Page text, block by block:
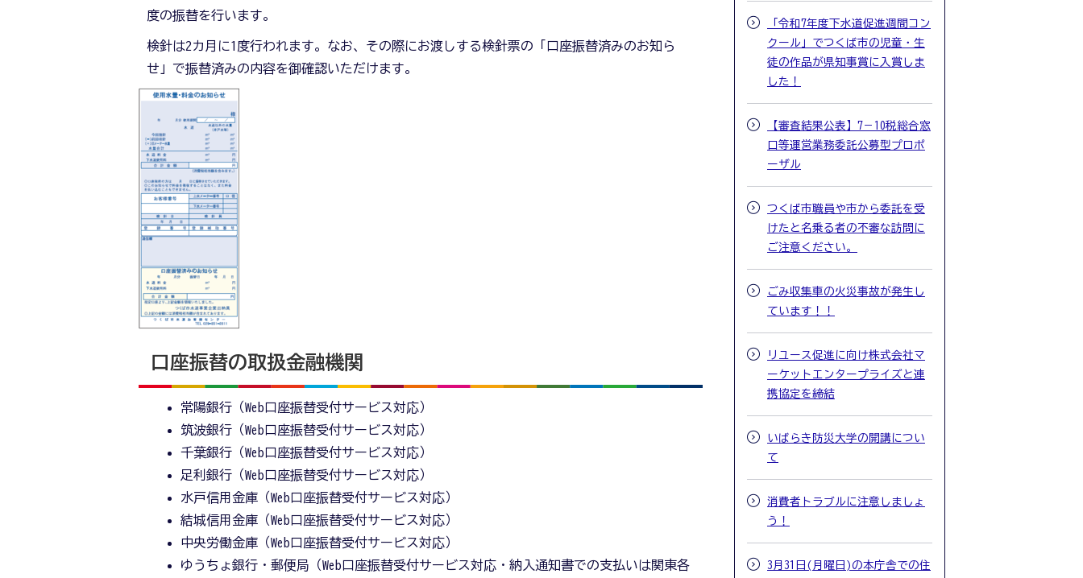
度の振替を行います。
検針は2カ月に1度行われます。なお、その際にお渡しする検針票の「口座振替済みのお知ら
せ」で振替済みの内容を御確認いただけます。
口座振替の取扱金融機関
常陽銀行（Web口座振替受付サービス対応）
筑波銀行（Web口座振替受付サービス対応）
千葉銀行（Web口座振替受付サービス対応）
足利銀行（Web口座振替受付サービス対応）
水戸信用金庫（Web口座振替受付サービス対応）
結城信用金庫（Web口座振替受付サービス対応）
中央労働金庫（Web口座振替受付サービス対応）
ゆうちょ銀行・郵便局（Web口座振替受付サービス対応・納入通知書での支払いは関東各
「令和7年度下水道促進週間コン
クール」でつくば市の児童・生
徒の作品が県知事賞に入賞しま
した！
【審査結果公表】7－10税総合窓
口等運営業務委託公募型プロポ
ーザル
つくば市職員や市から委託を受
けたと名乗る者の不審な訪問に
ご注意ください。
ごみ収集車の火災事故が発生し
ています！！
リユース促進に向け株式会社マ
ーケットエンタープライズと連
携協定を締結
いばらき防災大学の開講につい
て
消費者トラブルに注意しましょ
う！
3月31日(月曜日)の本庁舎での住